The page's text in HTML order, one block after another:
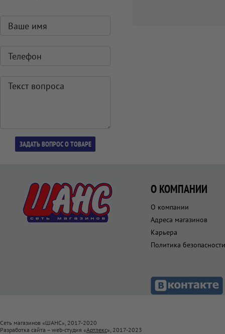
О КОМПАНИИ
О компании
Адреса магазинов
Карьера
Политика безопасности
Сеть магазинов «ШАНС», 2017-2020
Разработка сайта – web-студия «Артлекс», 2017-2023